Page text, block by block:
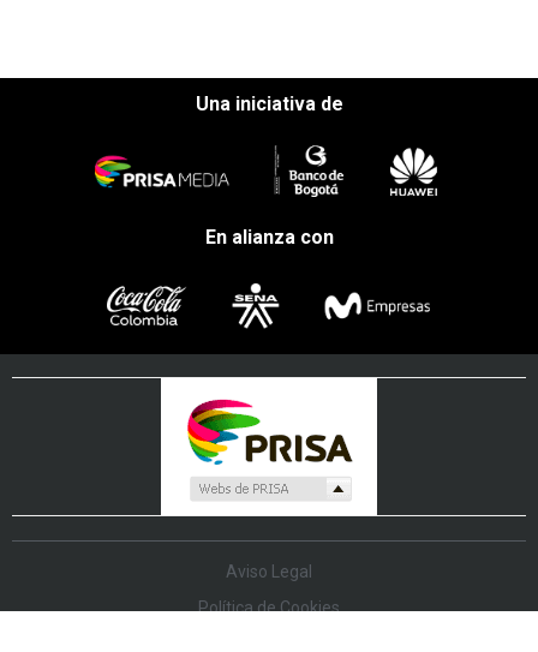
Una iniciativa de
En alianza con
Aviso Legal
Política de Cookies